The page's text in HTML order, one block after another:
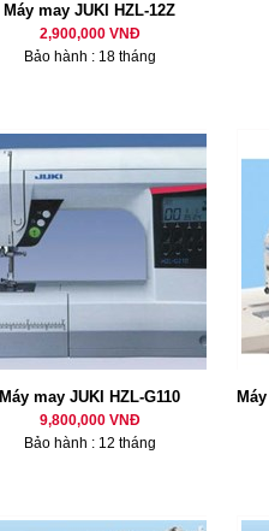
Máy may JUKI HZL-12Z
2,900,000 VNĐ
Bảo hành : 18 tháng
Máy may JUKI HZL-G110
9,800,000 VNĐ
Bảo hành : 12 tháng